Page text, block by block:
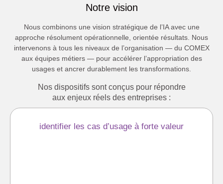
Notre vision
Nous combinons une vision stratégique de l’IA avec une
approche résolument opérationnelle, orientée résultats. Nous
intervenons à tous les niveaux de l’organisation — du COMEX
aux équipes métiers — pour accélérer l’appropriation des
usages et ancrer durablement les transformations.
Nos dispositifs sont conçus pour répondre
aux enjeux réels des entreprises :
identifier les cas d’usage à forte valeur